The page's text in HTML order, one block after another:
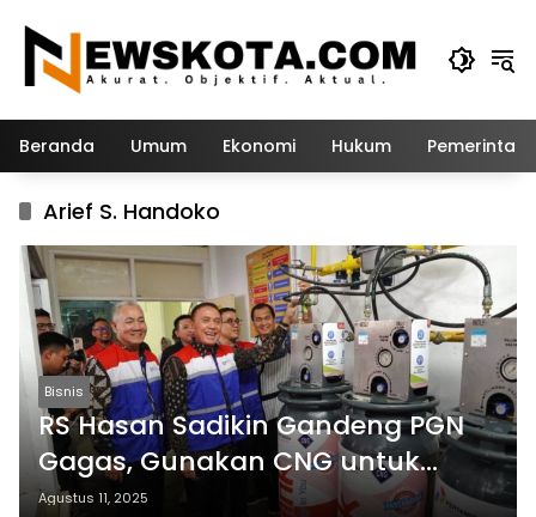
konten
Beranda Umum Ekonomi Hukum
Arief S. Handoko
Bisnis
RS Hasan Sadikin Gandeng PGN
Gagas, Gunakan CNG untuk
Operasional Ramah Lingkungan
Agustus 11, 2025